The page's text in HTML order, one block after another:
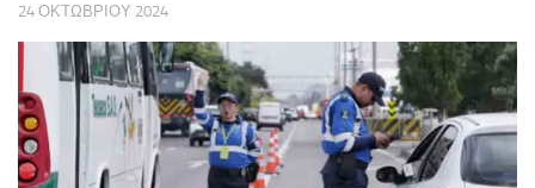
24 ΟΚΤΩΒΡΊΟΥ 2024